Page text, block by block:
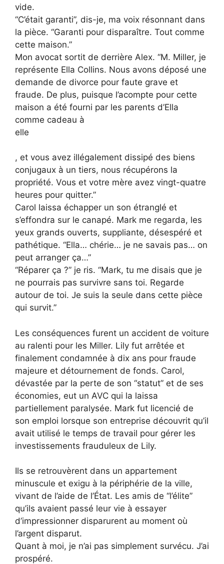
vide.
“C’était garanti”, dis-je, ma voix résonnant dans
la pièce. “Garanti pour disparaître. Tout comme
cette maison.”
Mon avocat sortit de derrière Alex. “M. Miller, je
représente Ella Collins. Nous avons déposé une
demande de divorce pour faute grave et
fraude. De plus, puisque l’acompte pour cette
maison a été fourni par les parents d’Ella
comme cadeau à
elle
, et vous avez illégalement dissipé des biens
conjugaux à un tiers, nous récupérons la
propriété. Vous et votre mère avez vingt-quatre
heures pour quitter.”
Carol laissa échapper un son étranglé et
s’effondra sur le canapé. Mark me regarda, les
yeux grands ouverts, suppliante, désespéré et
pathétique. “Ella… chérie… je ne savais pas… on
peut arranger ça…”
“Réparer ça ?” je ris. “Mark, tu me disais que je
ne pourrais pas survivre sans toi. Regarde
autour de toi. Je suis la seule dans cette pièce
qui survit.”
Les conséquences furent un accident de voiture
au ralenti pour les Miller. Lily fut arrêtée et
finalement condamnée à dix ans pour fraude
majeure et détournement de fonds. Carol,
dévastée par la perte de son “statut” et de ses
économies, eut un AVC qui la laissa
partiellement paralysée. Mark fut licencié de
son emploi lorsque son entreprise découvrit qu’il
avait utilisé le temps de travail pour gérer les
investissements frauduleux de Lily.
Ils se retrouvèrent dans un appartement
minuscule et exigu à la périphérie de la ville,
vivant de l’aide de l’État. Les amis de “l’élite”
qu’ils avaient passé leur vie à essayer
d’impressionner disparurent au moment où
l’argent disparut.
Quant à moi, je n’ai pas simplement survécu. J’ai
prospéré.